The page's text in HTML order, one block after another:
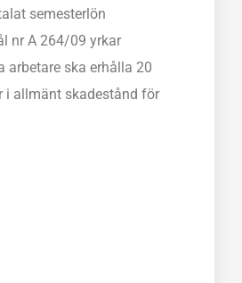
semesterlön
nr A 264/09 yrkar
ska erhålla 20
i allmänt skadestånd för